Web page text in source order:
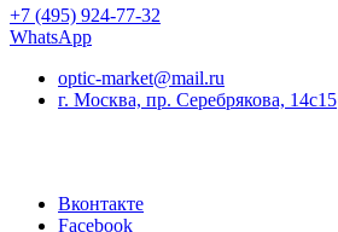
+7 (495) 924-77-32
WhatsApp
optic-market@mail.ru
г. Москва, пр. Серебрякова, 14с15
Вконтакте
Facebook